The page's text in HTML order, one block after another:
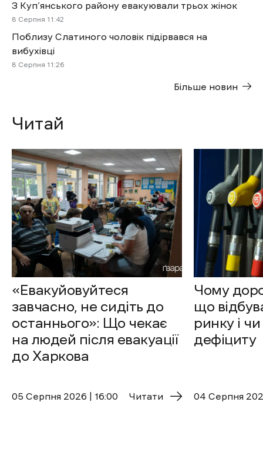
З Куп’янського району евакуювали трьох жінок
8 Cерпня 11:42
Поблизу Слатиного чоловік підірвався на
вибухівці
8 Cерпня 11:26
Більше новин
Читай
«Евакуйовуйтеся
завчасно, не сидіть до
останнього»: Що чекає
на людей після евакуації
до Харкова
05 Cерпня 2026 | 16:00 Читати
Чому
що
ринку і
дефіциту
04 Cерпня